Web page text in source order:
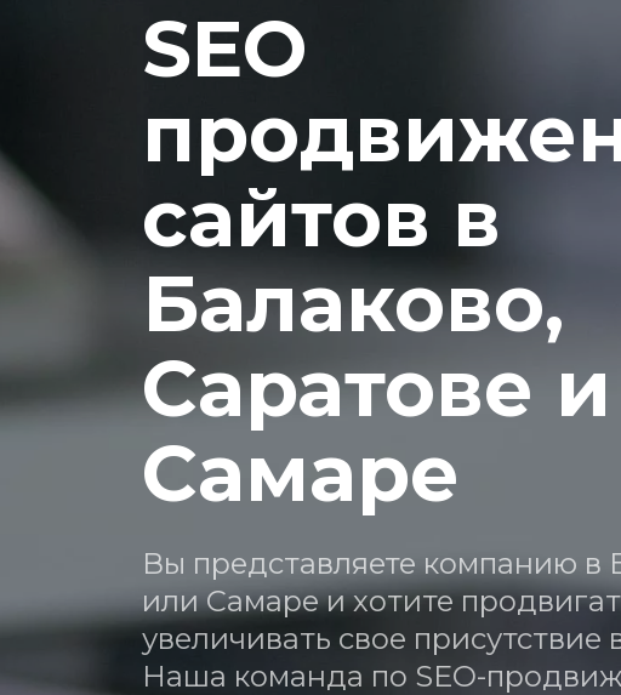
SEO
сайтов в
Балаково,
Саратове и
Самаре
Вы представляете компанию в
или Самаре и хотите
увеличивать свое присутствие
Наша команда по SEO-